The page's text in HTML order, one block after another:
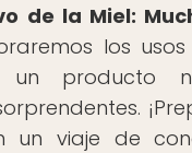
de la Miel:
los
producto
un viaje de